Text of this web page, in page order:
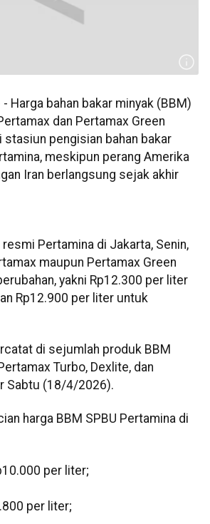
Harga bahan bakar minyak (BBM)
dan Pertamax Green
pengisian bahan bakar
meskipun perang Amerika
Iran berlangsung sejak akhir
Pertamina di Jakarta, Senin,
maupun Pertamax Green
yakni Rp12.300 per liter
Rp12.900 per liter untuk
di sejumlah produk BBM
Turbo, Dexlite, dan
Sabtu (18/4/2026).
harga BBM SPBU Pertamina di
per liter;
per liter;